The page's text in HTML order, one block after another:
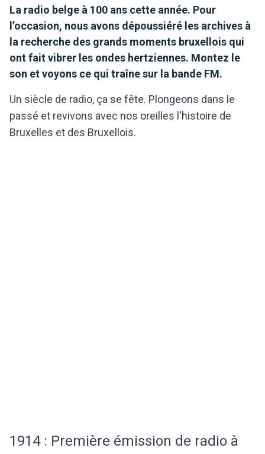
La radio belge à 100 ans cette année. Pour
l’occasion, nous avons dépoussiéré les archives à
la recherche des grands moments bruxellois qui
ont fait vibrer les ondes hertziennes. Montez le
son et voyons ce qui traîne sur la bande FM.
Un siècle de radio, ça se fête. Plongeons dans le
passé et revivons avec nos oreilles l'histoire de
Bruxelles et des Bruxellois.
1914 : Première émission de radio à